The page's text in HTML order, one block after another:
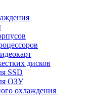
дисков
SSD
ОЗУ
охлаждения